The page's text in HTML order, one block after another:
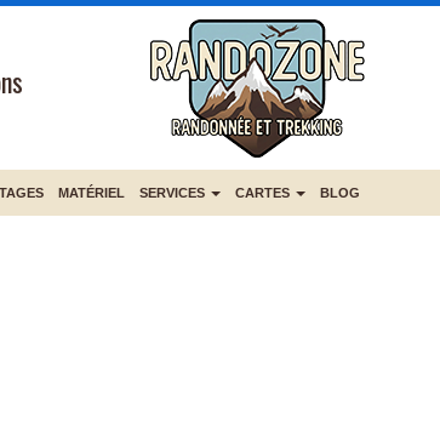
MATÉRIEL SERVICES CARTES BLOG